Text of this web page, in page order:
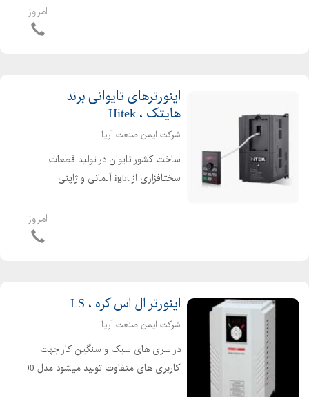
سنگین به ترتیب U1 ,C1, A1, E1 تولید
امروز
اینورترهای تایوانی برند
هایتک ، Hitek
شرکت ایمن صنعت آریا
ساخت کشور تایوان در تولید قطعات
سختافزاری از igbt آلمانی و ژاپنی
برخوردار است. از توان ۰,۷۵ کیلووات تا
۱۰۰۰ کیلووات ورودی های تکفاز و ورودی
امروز
اینورتر ال اس کره ، LS
شرکت ایمن صنعت آریا
در سری های سبک و سنگین کار جهت
کاربری های متفاوت تولید میشود مدل g100